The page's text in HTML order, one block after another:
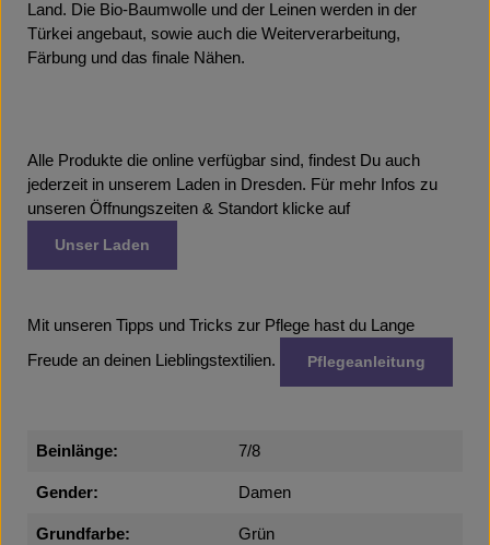
Land. Die Bio-Baumwolle und der Leinen werden in der
Türkei angebaut, sowie auch die Weiterverarbeitung,
Färbung und das finale Nähen.
Alle Produkte die online verfügbar sind, findest Du auch
jederzeit in unserem Laden in Dresden. Für mehr Infos zu
unseren Öffnungszeiten & Standort klicke auf
Unser Laden
Mit unseren Tipps und Tricks zur Pflege hast du Lange
Freude an deinen Lieblingstextilien. Pflegeanleitung
Beinlänge: 7/8
Gender: Damen
Grundfarbe: Grün